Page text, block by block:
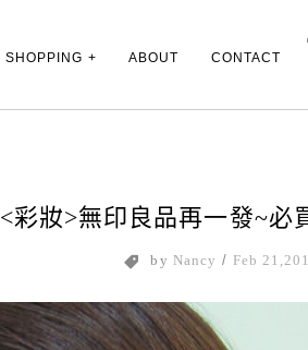
SHOPPING ABOUT CONTACT
<彩妝>無印良品再一發~必
by Nancy / Feb